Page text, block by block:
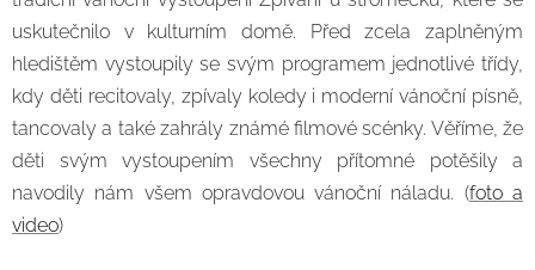
uskutečnilo v kulturním domě. Před zcela zaplněným
hledištěm vystoupily se svým programem jednotlivé třídy,
kdy děti recitovaly, zpívaly koledy i moderní vánoční písně,
tancovaly a také zahrály známé filmové scénky. Věříme, že
děti svým vystoupením všechny přítomné potěšily a
navodily nám všem opravdovou vánoční náladu. (foto a
video)